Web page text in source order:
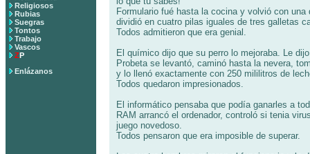
Religiosos
Rubias
Suegras
Tontos
Trabajo
Vascos
ZP
Enlázanos
Formulario fué hasta la cocina y volvió con una
dividió en cuatro pilas iguales de tres galletas
Todos admitieron que era genial.
El químico dijo que su perro lo mejoraba. Le
Probeta se levantó, caminó hasta la nevera,
y lo llenó exactamente con 250 mililitros de
Todos quedaron impresionados.
El informático pensaba que podía ganarles a
RAM arrancó el ordenador, controló si tenia
juego novedoso.
Todos pensaron que era imposible de superar.